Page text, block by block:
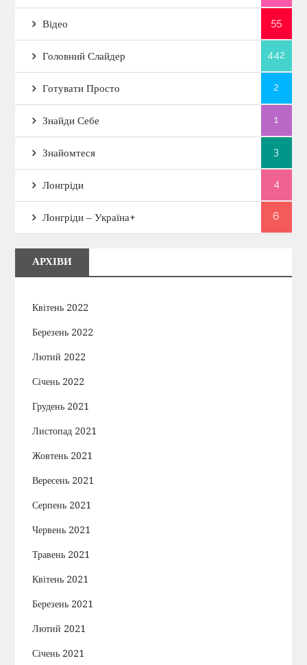
Відео 55
Головний Слайдер 442
Готувати Просто 2
Знайди Себе 1
Знайомтеся 3
Лонгріди 4
Лонгріди – Україна+ 6
АРХІВИ
Квітень 2022
Березень 2022
Лютий 2022
Січень 2022
Грудень 2021
Листопад 2021
Жовтень 2021
Вересень 2021
Серпень 2021
Червень 2021
Травень 2021
Квітень 2021
Березень 2021
Лютий 2021
Січень 2021